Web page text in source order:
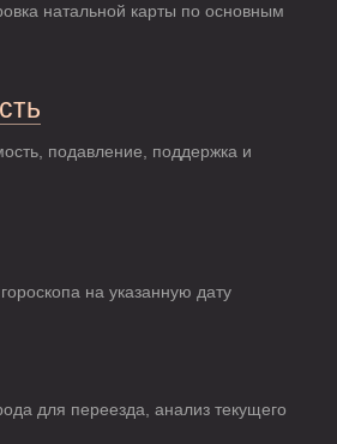
натальной карты по основным
подавление, поддержка и
на указанную дату
для переезда, анализ текущего